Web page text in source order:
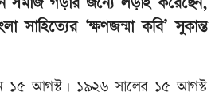
সাহিত্যের ‘ক্ষণজন্মা কবি’ সুকান্ত
১৫ আগস্ট। ১৯২৬ সালের ১৫ আগস্ট